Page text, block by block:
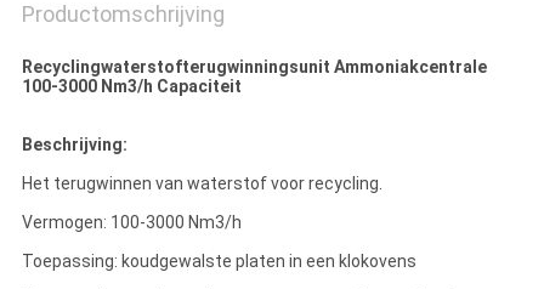
Productomschrijving
Recyclingwaterstofterugwinningsunit Ammoniakcentrale
100-3000 Nm3/h Capaciteit
Beschrijving:
Het terugwinnen van waterstof voor recycling.
Vermogen: 100-3000 Nm3/h
Toepassing: koudgewalste platen in een klokovens